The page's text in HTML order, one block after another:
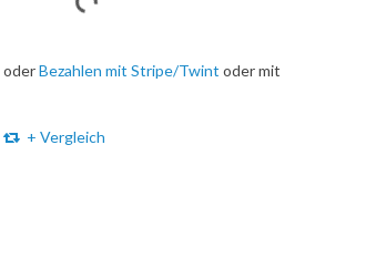
oderBezahlen mit Stripe/Twint oder mit
+ Vergleich